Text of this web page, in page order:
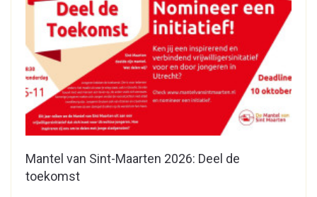
Mantel van Sint-Maarten 2026: Deel de
toekomst